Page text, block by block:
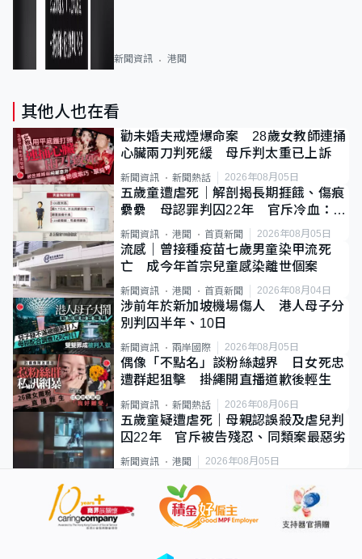
新聞資訊 港聞
其他人也在看
勸未婚夫戒煙爆命案 28歲女教師連捅
心臟兩刀判死緩 母斥判太重已上訴
新聞資訊 新聞熱話 2026年08月05日
五歲童遭虐死｜解剖揭長期捱餓、傷痕
纍纍 母認罪判囚22年 官斥冷血：同
類案最惡劣
新聞資訊 港聞 首頁新聞 2026年08月05日
流感｜曾接種疫苗七歲男童染甲流死
亡 成今年首宗兒童感染離世個案
新聞資訊 港聞 首頁新聞 2026年08月04日
涉前年於新加坡機場傷人 港人母子分
別判囚半年、10日
新聞資訊 兩岸國際 2026年08月05日
偶像「不點名」談粉絲越界 日女死忠
遭群起狙擊 掛繩開直播道歉後輕生
新聞資訊 新聞熱話 2026年08月06日
五歲童疑遭虐死｜母親認誤殺及虐兒判
囚22年 官斥被告殘忍、同類案最惡劣
新聞資訊 港聞 2026年08月05日